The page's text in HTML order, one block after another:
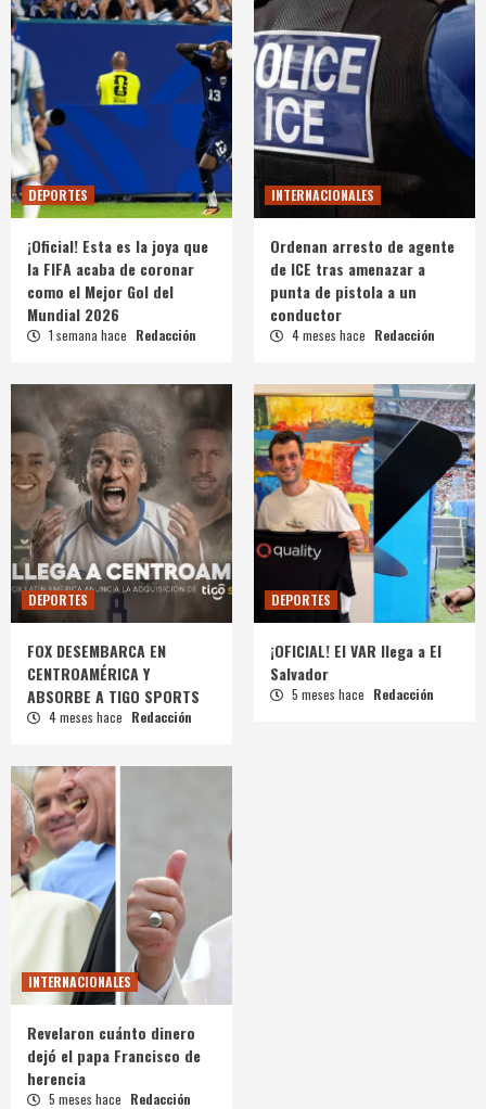
DEPORTES
¡Oficial! Esta es la joya que
la FIFA acaba de coronar
como el Mejor Gol del
Mundial 2026
1 semana hace Redacción
INTERNACIONALES
Ordenan arresto de agente
de ICE tras amenazar a
punta de pistola a un
conductor
4 meses hace Redacción
DEPORTES
FOX DESEMBARCA EN
CENTROAMÉRICA Y
ABSORBE A TIGO SPORTS
4 meses hace Redacción
DEPORTES
¡OFICIAL! El VAR llega a El
Salvador
5 meses hace Redacción
INTERNACIONALES
Revelaron cuánto dinero
dejó el papa Francisco de
herencia
5 meses hace Redacción